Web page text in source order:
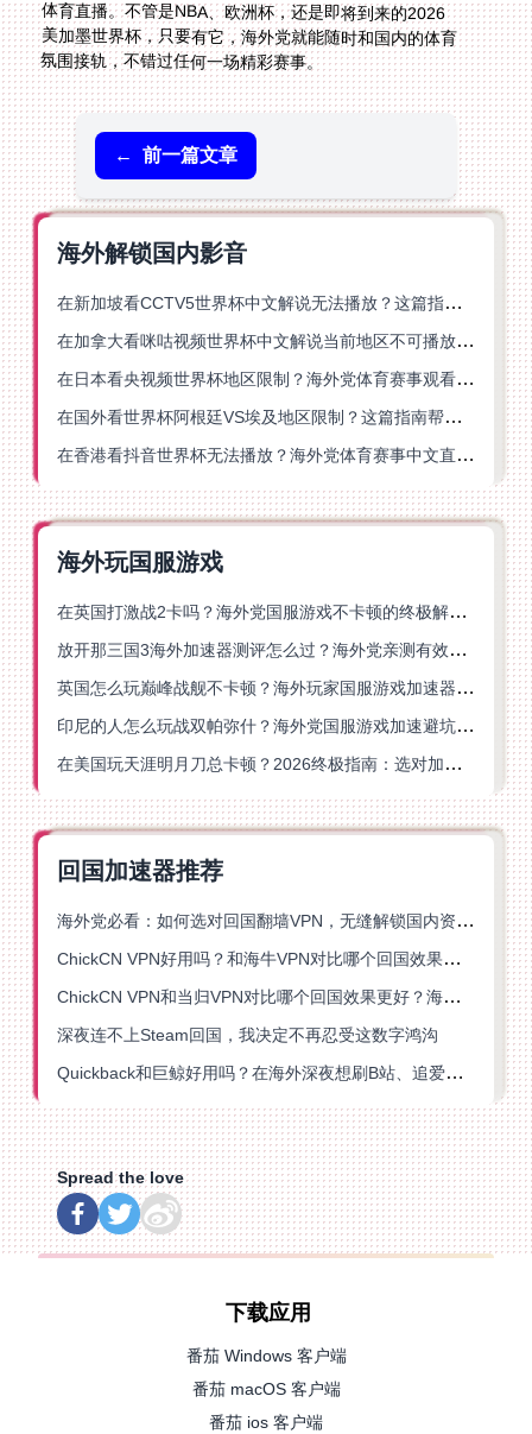
氛围接轨，不错过任何一场精彩赛事。
← 前一篇文章
海外解锁国内影音
在新加坡看CCTV5世界杯中文解说无法播放？这篇指南帮你解锁海外体育直播自由
在加拿大看咪咕视频世界杯中文解说当前地区不可播放？这篇指南帮你一键解决
在日本看央视频世界杯地区限制？海外党体育赛事观看终极指南
在国外看世界杯阿根廷VS埃及地区限制？这篇指南帮你搞定中文直播+解说
在香港看抖音世界杯无法播放？海外党体育赛事中文直播终极指南
海外玩国服游戏
在英国打激战2卡吗？海外党国服游戏不卡顿的终极解决方案
放开那三国3海外加速器测评怎么过？海外党亲测有效的国服游戏加速指南
英国怎么玩巅峰战舰不卡顿？海外玩家国服游戏加速器终极指南
印尼的人怎么玩战双帕弥什？海外党国服游戏加速避坑指南
在美国玩天涯明月刀总卡顿？2026终极指南：选对加速器让你丝滑连招
回国加速器推荐
海外党必看：如何选对回国翻墙VPN，无缝解锁国内资源？
ChickCN VPN好用吗？和海牛VPN对比哪个回国效果更好？
ChickCN VPN和当归VPN对比哪个回国效果更好？海外党亲测后选了它
深夜连不上Steam回国，我决定不再忍受这数字鸿沟
Quickback和巨鲸好用吗？在海外深夜想刷B站、追爱奇艺的你，或许正需要这份答案
Spread the love
下载应用
番茄 Windows 客户端
番茄 macOS 客户端
番茄 ios 客户端